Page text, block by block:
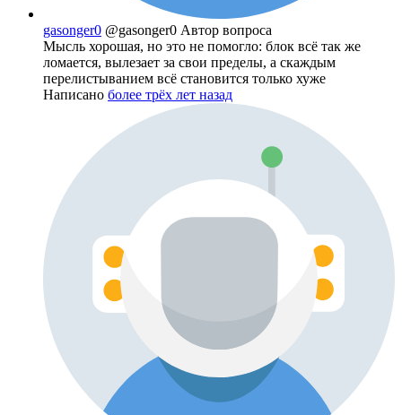
gasonger0 @gasonger0 Автор вопроса
Мысль хорошая, но это не помогло: блок всё так же
ломается, вылезает за свои пределы, а скаждым
перелистыванием всё становится только хуже
Написано более трёх лет назад